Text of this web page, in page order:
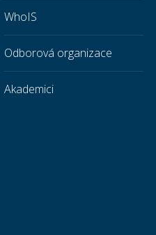
WhoIS
Odborová organizace
Akademici